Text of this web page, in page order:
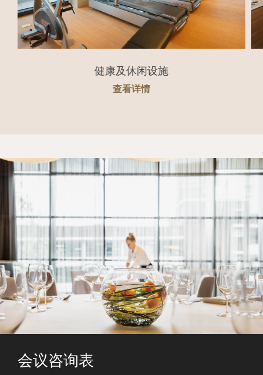
健康及休闲设施
查看详情
会议咨询表